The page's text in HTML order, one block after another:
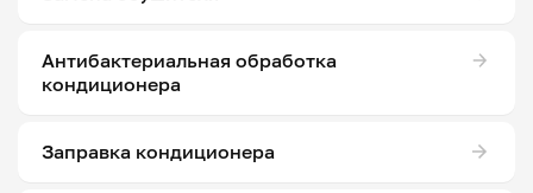
Антибактериальная обработка
кондиционера
Заправка кондиционера